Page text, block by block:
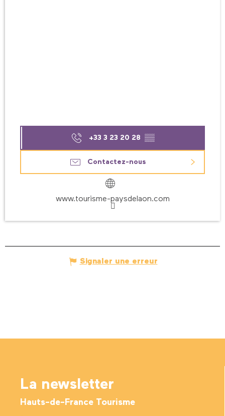
+33 3 23 20 28 ▒▒
Contactez-nous
www.tourisme-paysdelaon.com
Signaler une erreur
La newsletter
Hauts-de-France Tourisme